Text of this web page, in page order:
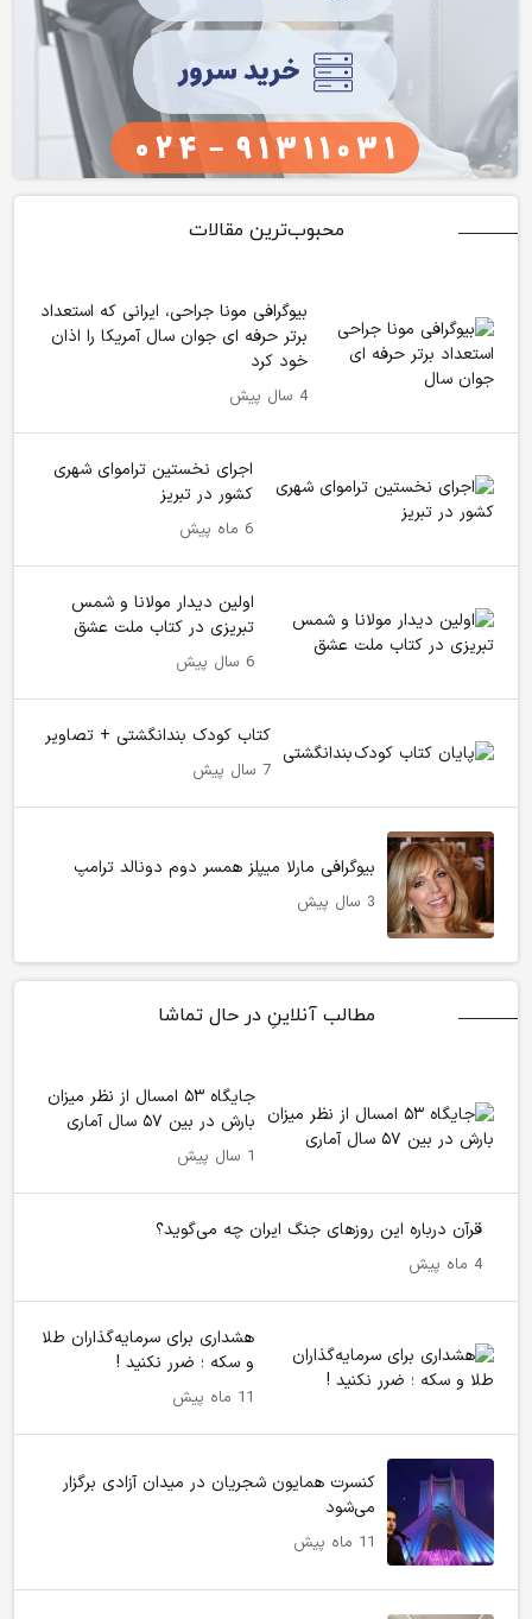
محبوب‌ترین مقالات
بیوگرافی مونا جراحی، ایرانی که استعداد
برتر حرفه ای جوان سال آمریکا را اذان
خود کرد
4 سال پیش
اجرای نخستین تراموای شهری
کشور در تبریز
6 ماه پیش
اولین دیدار مولانا و شمس
تبریزی در کتاب ملت عشق
6 سال پیش
کتاب کودک بندانگشتی + تصاویر
7 سال پیش
بیوگرافی مارلا میپلز همسر دوم دونالد ترامپ
3 سال پیش
مطالب آنلاینِ در حال تماشا
جایگاه ۵۳ امسال از نظر میزان
بارش در بین ۵۷ سال آماری
1 سال پیش
قرآن درباره این روزهای جنگ‌ ایران چه می‌گوید؟
4 ماه پیش
هشداری برای سرمایه‌گذاران طلا
و سکه ؛ ضرر نکنید !
11 ماه پیش
کنسرت همایون شجریان در میدان آزادی برگزار
می‌شود
11 ماه پیش